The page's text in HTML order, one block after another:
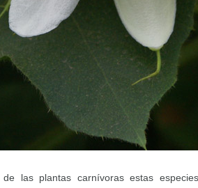
las plantas carnívoras estas